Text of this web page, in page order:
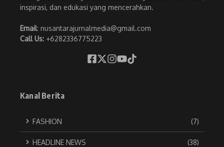
inspirasi, dan edukasi yang mencerahkan.
Email: nusantarajurnalmedia@gmail.com
Call Us: +6282336775223
Kanal Berita
FASHION (7)
HEADLINE NEWS (38)